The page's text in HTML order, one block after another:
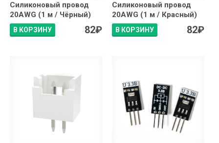
Силиконовый провод
20AWG (1 м / Чёрный)
В КОРЗИНУ 82₽
Силиконовый провод
20AWG (1 м / Красный)
В КОРЗИНУ 82₽